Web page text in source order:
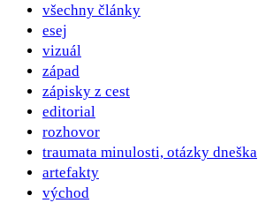
všechny články
esej
vizuál
západ
zápisky z cest
editorial
rozhovor
traumata minulosti, otázky dneška
artefakty
východ